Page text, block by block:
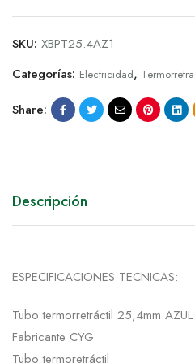
SKU: XBPT25.4AZ1
Categorías: Electricidad,
Share:
Descripción
ESPECIFICACIONES TECNICAS:
Tubo termorretráctil 25,4mm
Fabricante CYG
Tubo termoretráctil